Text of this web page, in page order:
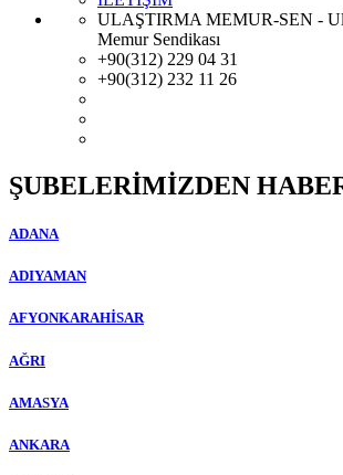
ULAŞTIRMA MEMUR-SEN -
Memur Sendikası
+90(312) 229 04 31
+90(312) 232 11 26
ŞUBELERİMİZDEN
ADANA
ADIYAMAN
AFYONKARAHİSAR
AĞRI
AMASYA
ANKARA